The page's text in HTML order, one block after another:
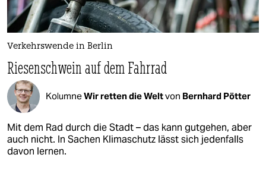
Verkehrswende in Berlin
Riesenschwein auf dem Fahrrad
KolumneWir retten die Weltvon Bernhard Pötter
Mit dem Rad durch die Stadt – das kann gutgehen, aber
auch nicht. In Sachen Klimaschutz lässt sich jedenfalls
davon lernen.